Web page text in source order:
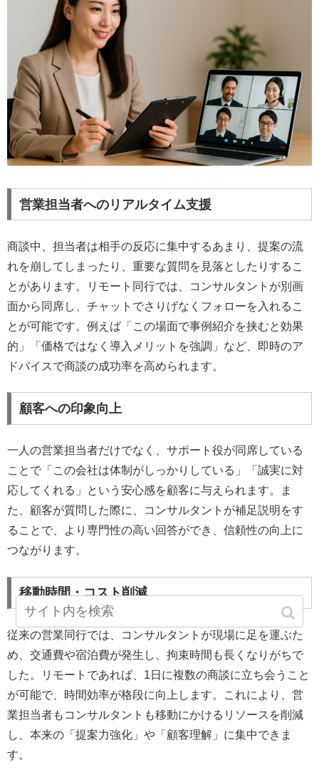
営業担当者へのリアルタイム支援
商談中、担当者は相手の反応に集中するあまり、提案の流
れを崩してしまったり、重要な質問を見落としたりするこ
とがあります。リモート同行では、コンサルタントが別画
面から同席し、チャットでさりげなくフォローを入れるこ
とが可能です。例えば「この場面で事例紹介を挟むと効果
的」「価格ではなく導入メリットを強調」など、即時のア
ドバイスで商談の成功率を高められます。
顧客への印象向上
一人の営業担当者だけでなく、サポート役が同席している
ことで「この会社は体制がしっかりしている」「誠実に対
応してくれる」という安心感を顧客に与えられます。ま
た、顧客が質問した際に、コンサルタントが補足説明をす
ることで、より専門性の高い回答ができ、信頼性の向上に
つながります。
移動時間・コスト削減
従来の営業同行では、コンサルタントが現場に足を運ぶた
め、交通費や宿泊費が発生し、拘束時間も長くなりがちで
した。リモートであれば、1日に複数の商談に立ち会うこと
が可能で、時間効率が格段に向上します。これにより、営
業担当者もコンサルタントも移動にかけるリソースを削減
し、本来の「提案力強化」や「顧客理解」に集中できま
す。